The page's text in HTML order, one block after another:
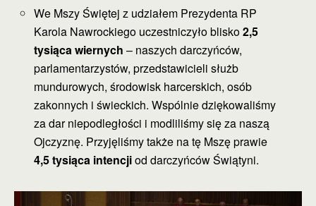
We Mszy Świętej z udziałem Prezydenta RP
Karola Nawrockiego uczestniczyło blisko2,5
tysiąca wiernych – naszych darczyńców,
parlamentarzystów, przedstawicieli służb
mundurowych, środowisk harcerskich, osób
zakonnych i świeckich. Wspólnie dziękowaliśmy
za dar niepodległości i modliliśmy się za naszą
Ojczyznę. Przyjęliśmy także na tę Mszę prawie
4,5 tysiąca intencjiod darczyńców Świątyni.